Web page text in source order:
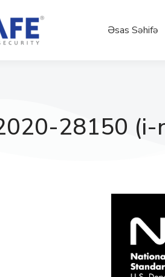
Əsas Səhifə
28150 (i-